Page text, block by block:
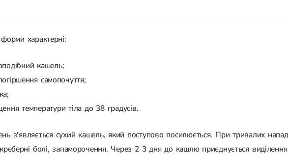
характерні:
кашель;
самопочуття;
температури тіла до 38 градусів.
з'являється сухий кашель, який поступово посилюється. При тривалих
болі, запаморочення. Через 2 3 дня до кашлю приєднується